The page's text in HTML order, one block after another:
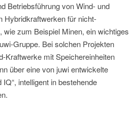
Betriebsführung von Wind- und
Hybridkraftwerken für nicht-
wie zum Beispiel Minen, ein wichtiges
Gruppe. Bei solchen Projekten
Kraftwerke mit Speichereinheiten
über eine von juwi entwickelte
intelligent in bestehende